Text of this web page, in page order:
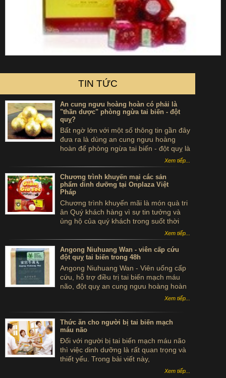
TIN TỨC
An cung ngưu hoàng hoàn có phải là
"thần dược" phòng ngừa tai biến - đột
quỵ?
Bất ngờ lớn với một số thông tin gần đây
đưa ra là dùng an cung ngưu hoàng
hoàn để phòng ngừa tai biến - đột quỵ là
...tự sát. Thực hư sản phẩm này ra sao,
có thể dùng để phòng tai biến - đột quỵ
không?
Xem tiếp...
Chương trình khuyến mại các sản
phẩm dinh dưỡng tại Onplaza Việt
Pháp
Chương trình khuyến mãi là món quà tri
ân Quý khách hàng vì sự tin tưởng và
ủng hộ của quý khách trong suốt thời
Xem tiếp...
Angong Niuhuang Wan - viên cấp cứu
đột quỵ tai biến trong 48h
Angong Niuhuang Wan - Viên uống cấp
cứu, hỗ trợ điều trị tai biến mạch máu
não, đột quỵ an cung ngưu hoàng hoàn
hộp gỗ màu xanh bắc kinh đồng nhân
Xem tiếp...
Thức ăn cho người bị tai biến mạch
máu não
Đối với người bị tai biến mạch máu não
thì việc dinh dưỡng là rất quan trọng và
thiết yếu. Trong bài viết này,
ancungnguu.com sẽ giới thiệu đến bạn
Xem tiếp...